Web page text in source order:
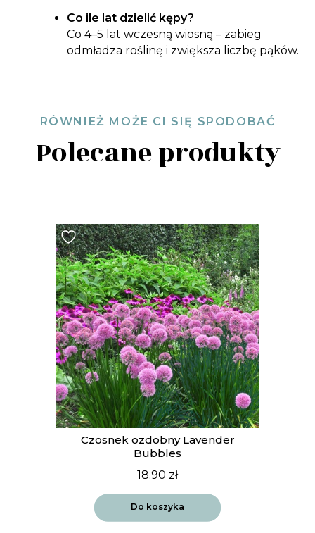
Co ile lat dzielić kępy?
Co 4–5 lat wczesną wiosną – zabieg
odmładza roślinę i zwiększa liczbę pąków.
RÓWNIEŻ MOŻE CI SIĘ SPODOBAĆ
Polecane produkty
Czosnek ozdobny Lavender
Bubbles
18.90 zł
Do koszyka